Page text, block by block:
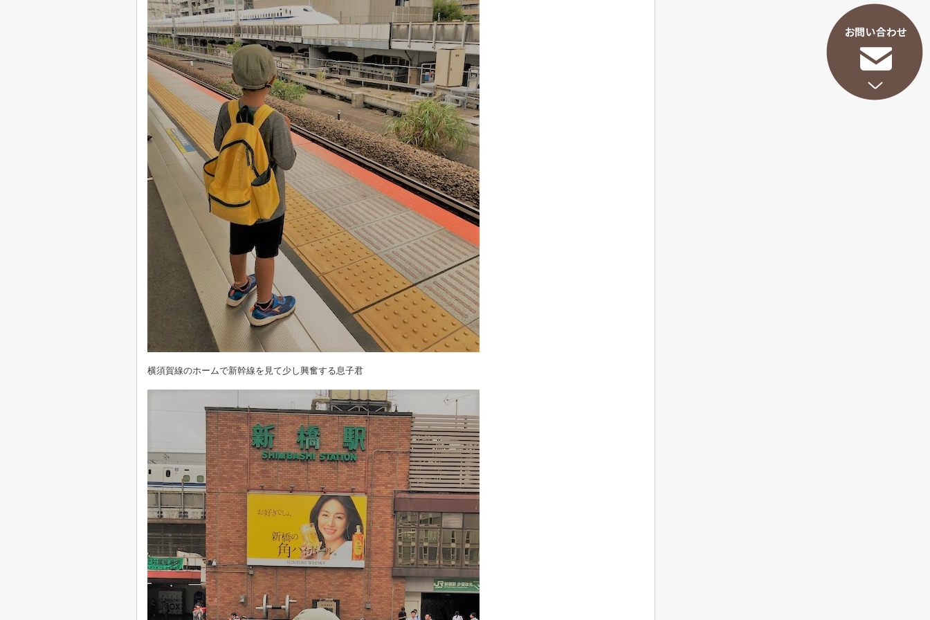
横須賀線のホームで新幹線を見て少し興奮する息子君